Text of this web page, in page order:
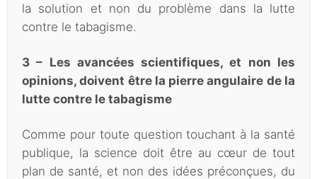
la solution et non du problème dans la lutte
contre le tabagisme.
3 – Les avancées scientifiques, et non les
opinions, doivent être la pierre angulaire de la
lutte contre le tabagisme
Comme pour toute question touchant à la santé
publique, la science doit être au cœur de tout
plan de santé, et non des idées préconçues, du